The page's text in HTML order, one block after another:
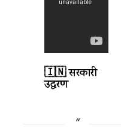
🇮🇳 सरकारी
उद्धरण